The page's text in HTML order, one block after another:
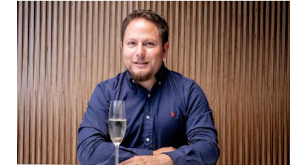
Domecq
Academy
y
Carlos
Parrodi:
Liderando
la
Revolución
Educativa
del